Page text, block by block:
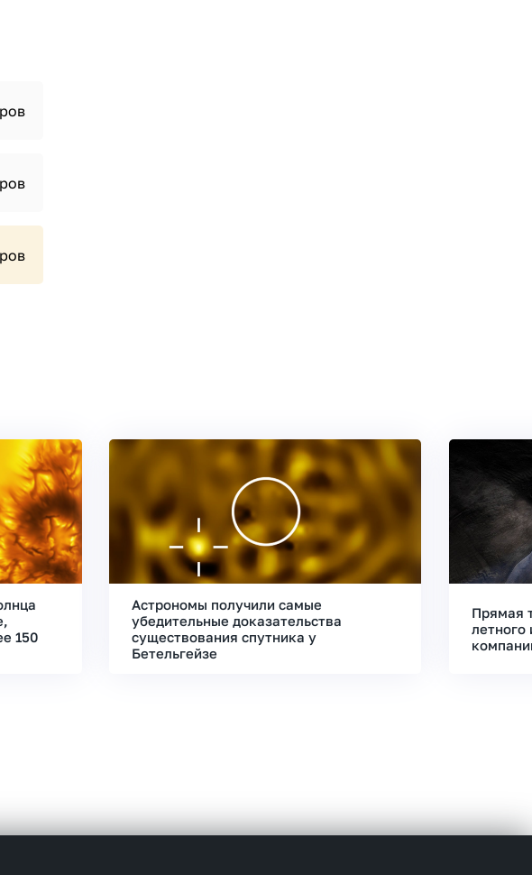
150
Астрономы получили самые
убедительные доказательства
существования спутника у
Бетельгейзе
Прямая
летного